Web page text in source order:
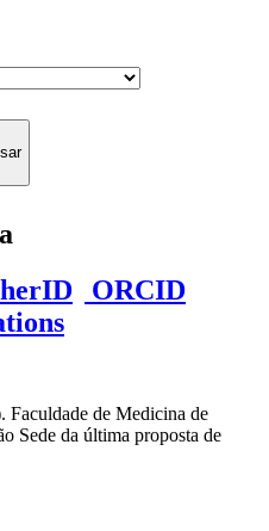
ORCID
Faculdade de Medicina de
Sede da última proposta de